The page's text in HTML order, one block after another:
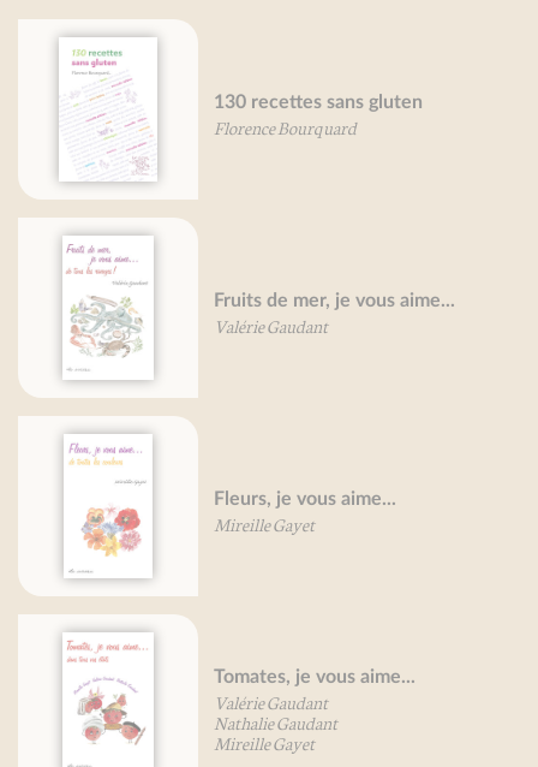
130 recettes sans gluten
Florence Bourquard
Fruits de mer, je vous aime...
Valérie Gaudant
Mireille Gayet
Tomates, je vous aime...
Valérie Gaudant
Nathalie Gaudant
Mireille Gayet